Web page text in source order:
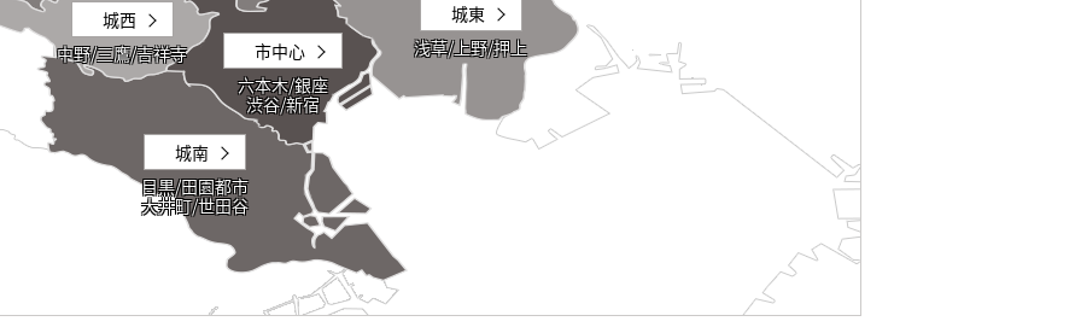
城東
浅草/上野/押上
市中心
六本木/銀座
渋谷/新宿
城南
目黒/田園都市
大井町/世田谷
城西
中野/三鷹/吉祥寺